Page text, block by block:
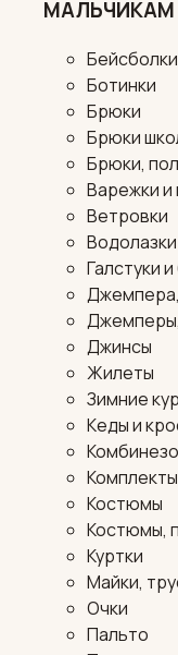
МАЛЬЧИКАМ
Ботинки
Брюки
Брюки
Брюки,
Варежки и
Ветровки
Водолазки
Галстуки
Джинсы
Жилеты
Зимние
Кеды и
Комплекты
Костюмы
Костюмы,
Куртки
Майки,
Очки
Пальто